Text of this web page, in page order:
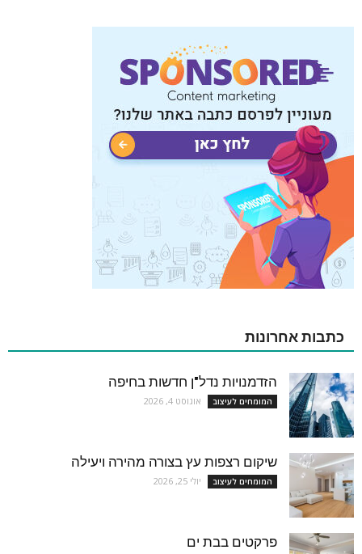
כתבות אחרונות
הזדמנויות נדל"ן חדשות בחיפה
המומחים לעיצוב אוגוסט 4, 2026
שיקום רצפות עץ בצורה מהירה ויעילה
המומחים לעיצוב יולי 25, 2026
פרקטים בבת ים